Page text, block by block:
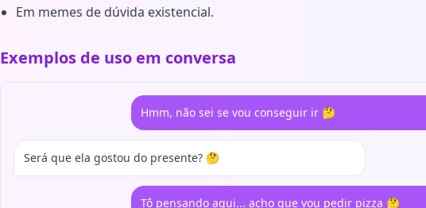
Em memes de dúvida existencial.
Exemplos de uso em conversa
Hmm, não sei se vou conseguir ir 🤔
Será que ela gostou do presente? 🤔
Tô pensando aqui... acho que vou pedir pizza 🤔